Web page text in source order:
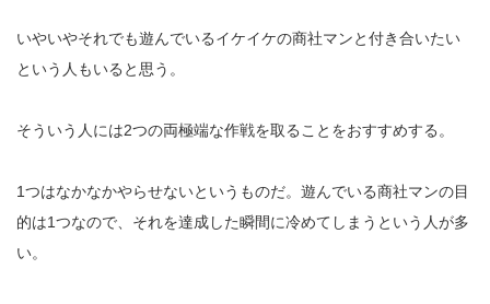
いやいやそれでも遊んでいるイケイケの商社マンと付き合いたい
という人もいると思う。
そういう人には2つの両極端な作戦を取ることをおすすめする。
1つはなかなかやらせないというものだ。遊んでいる商社マンの目
的は1つなので、それを達成した瞬間に冷めてしまうという人が多
い。